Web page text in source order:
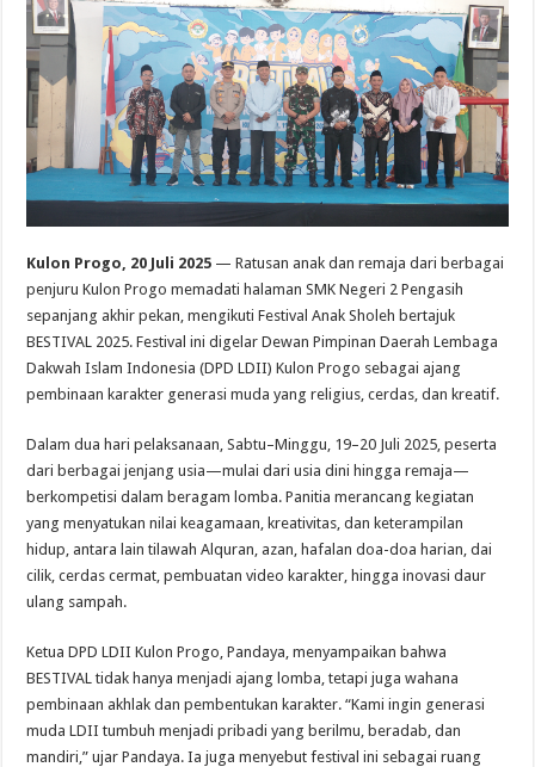
Kulon Progo, 20 Juli 2025 — Ratusan anak dan remaja dari berbagai
penjuru Kulon Progo memadati halaman SMK Negeri 2 Pengasih
sepanjang akhir pekan, mengikuti Festival Anak Sholeh bertajuk
BESTIVAL 2025. Festival ini digelar Dewan Pimpinan Daerah Lembaga
Dakwah Islam Indonesia (DPD LDII) Kulon Progo sebagai ajang
pembinaan karakter generasi muda yang religius, cerdas, dan kreatif.
Dalam dua hari pelaksanaan, Sabtu–Minggu, 19–20 Juli 2025, peserta
dari berbagai jenjang usia—mulai dari usia dini hingga remaja—
berkompetisi dalam beragam lomba. Panitia merancang kegiatan
yang menyatukan nilai keagamaan, kreativitas, dan keterampilan
hidup, antara lain tilawah Alquran, azan, hafalan doa-doa harian, dai
cilik, cerdas cermat, pembuatan video karakter, hingga inovasi daur
ulang sampah.
Ketua DPD LDII Kulon Progo, Pandaya, menyampaikan bahwa
BESTIVAL tidak hanya menjadi ajang lomba, tetapi juga wahana
pembinaan akhlak dan pembentukan karakter. “Kami ingin generasi
muda LDII tumbuh menjadi pribadi yang berilmu, beradab, dan
mandiri,” ujar Pandaya. Ia juga menyebut festival ini sebagai ruang